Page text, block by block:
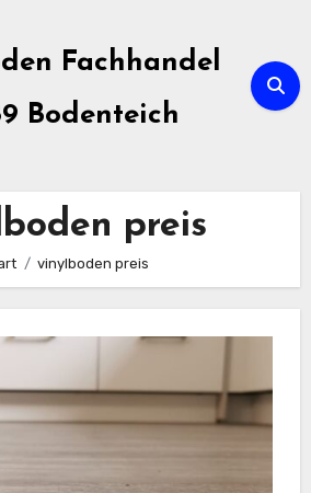
Fachhandel
Bodenteich
preis
vinylboden preis